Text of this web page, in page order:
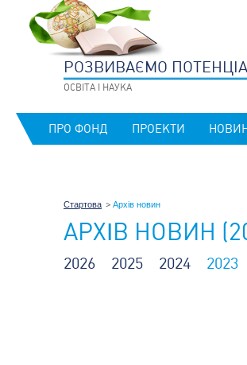
РОЗВИВАЄМО
ОСВIТА I НАУКА
ПРО ФОНД ПРОЕКТИ
Стартова Архів новин
АРХІВ НОВИН
2026 2025 2024 2023